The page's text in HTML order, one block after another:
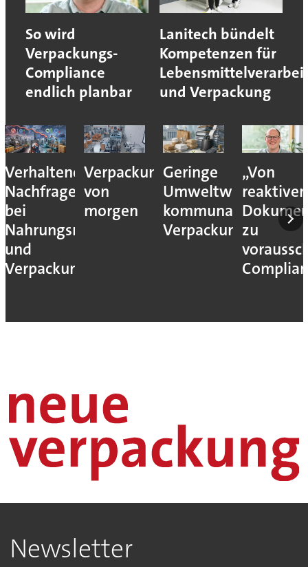
So wird
Verpackungs-
Compliance
endlich planbar
Lanitech bündelt
Kompetenzen für
und Verpackung
Verhaltene
Nachfrage
bei
Nahrungsmittel-
und
Verpackungsmaschinen
Verpackungslogistik
von
morgen
Geringe
Umweltwirkung
kommunaler
Verpackungssteuern
„Von
reaktiver
zu
Newsletter